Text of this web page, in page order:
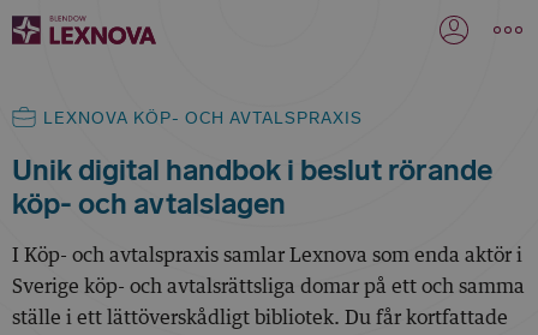
LEXNOVA KÖP- OCH AVTALSPRAXIS
Unik digital handbok i beslut rörande
köp- och avtalslagen
I Köp- och avtalspraxis samlar Lexnova som enda aktör i
Sverige köp- och avtalsrättsliga domar på ett och samma
ställe i ett lättöverskådligt bibliotek. Du får kortfattade